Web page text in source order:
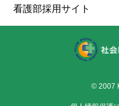
看護部採用サイト
© 2007